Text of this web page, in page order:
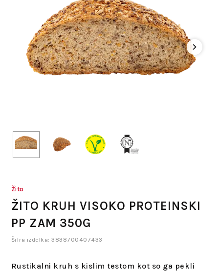
Žito
ŽITO KRUH VISOKO PROTEINSKI
PP ZAM 350G
Šifra izdelka: 3838700407433
Rustikalni kruh s kislim testom kot so ga pekli